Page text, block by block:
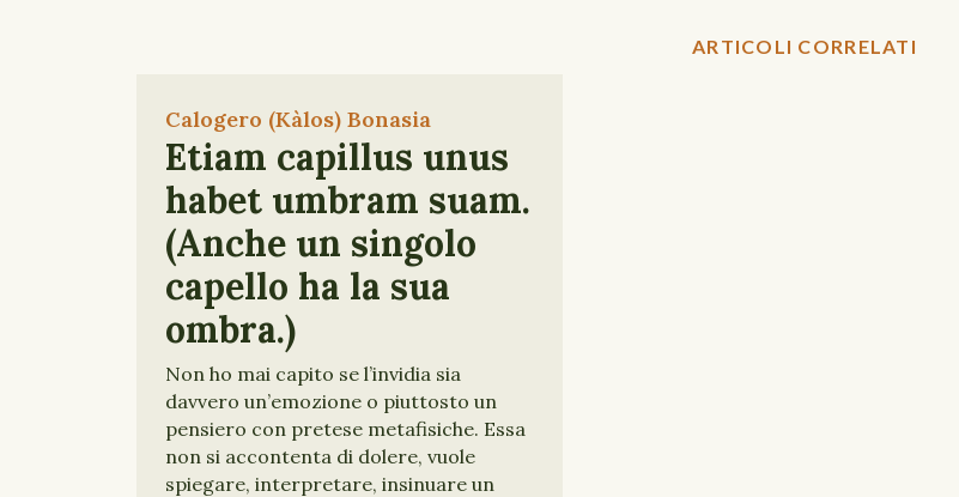
ARTICOLI CORRELATI
Calogero (Kàlos) Bonasia
Etiam capillus unus
habet umbram suam.
(Anche un singolo
capello ha la sua
ombra.)
Non ho mai capito se l’invidia sia
davvero un’emozione o piuttosto un
pensiero con pretese metafisiche. Essa
non si accontenta di dolere, vuole
spiegare, interpretare, insinuare un